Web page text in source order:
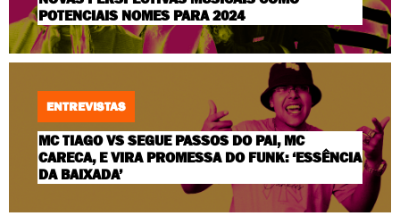
POTENCIAIS NOMES PARA 2024
ENTREVISTAS
MC TIAGO VS SEGUE PASSOS DO PAI, MC
CARECA, E VIRA PROMESSA DO FUNK: ‘ESSÊNCIA
DA BAIXADA’